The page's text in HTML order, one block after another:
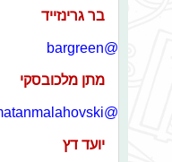
בר גרינזייד
@bargreen
מתן מלכובסקי
@matanmalahovski
יועד דץ